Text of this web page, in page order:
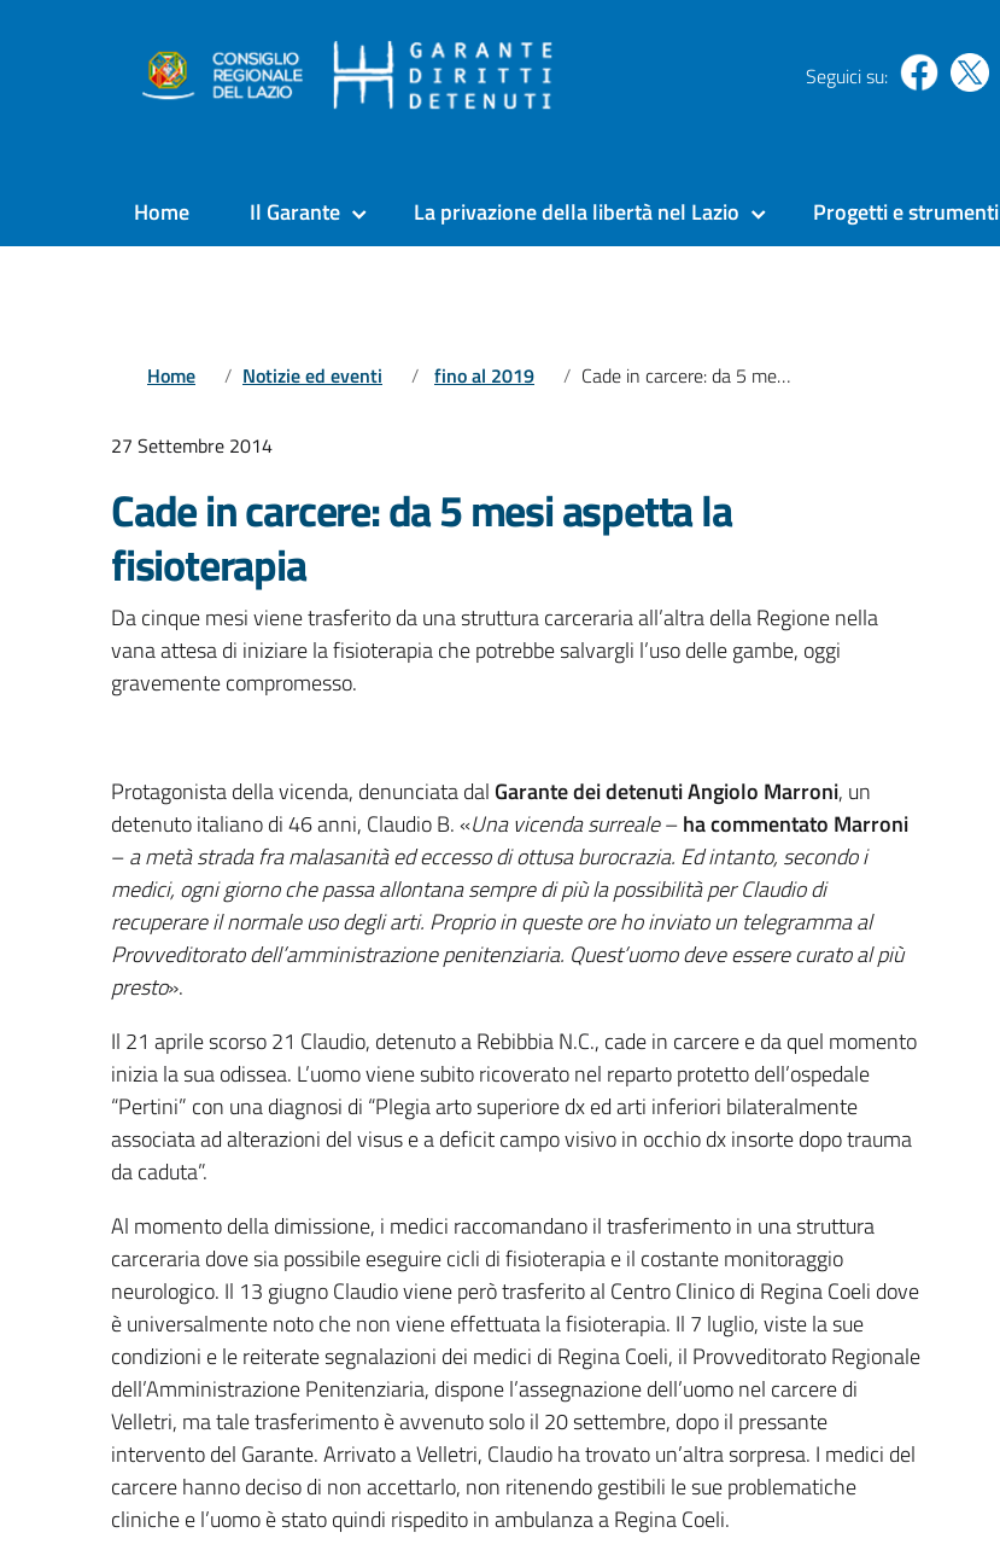
Seguici su:
Home Il Garante La privazione della libertà nel Lazio Progetti e strumenti
Home Notizie ed eventi fino al 2019 Cade in carcere: da 5 mesi aspetta la fisioterapia
27 Settembre 2014
Cade in carcere: da 5 mesi aspetta la
fisioterapia
Da cinque mesi viene trasferito da una struttura carceraria all’altra della Regione nella
vana attesa di iniziare la fisioterapia che potrebbe salvargli l’uso delle gambe, oggi
gravemente compromesso.
Protagonista della vicenda, denunciata dal Garante dei detenuti Angiolo Marroni, un
detenuto italiano di 46 anni, Claudio B. «Una vicenda surreale–ha commentato Marroni
–a metà strada fra malasanità ed eccesso di ottusa burocrazia. Ed intanto, secondo i
medici, ogni giorno che passa allontana sempre di più la possibilità per Claudio di
recuperare il normale uso degli arti. Proprio in queste ore ho inviato un telegramma al
Provveditorato dell’amministrazione penitenziaria. Quest’uomo deve essere curato al più
presto».
Il 21 aprile scorso 21 Claudio, detenuto a Rebibbia N.C., cade in carcere e da quel momento
inizia la sua odissea. L’uomo viene subito ricoverato nel reparto protetto dell’ospedale
“Pertini” con una diagnosi di “Plegia arto superiore dx ed arti inferiori bilateralmente
associata ad alterazioni del visus e a deficit campo visivo in occhio dx insorte dopo trauma
da caduta”.
Al momento della dimissione, i medici raccomandano il trasferimento in una struttura
carceraria dove sia possibile eseguire cicli di fisioterapia e il costante monitoraggio
neurologico. Il 13 giugno Claudio viene però trasferito al Centro Clinico di Regina Coeli dove
è universalmente noto che non viene effettuata la fisioterapia. Il 7 luglio, viste la sue
condizioni e le reiterate segnalazioni dei medici di Regina Coeli, il Provveditorato Regionale
dell’Amministrazione Penitenziaria, dispone l’assegnazione dell’uomo nel carcere di
Velletri, ma tale trasferimento è avvenuto solo il 20 settembre, dopo il pressante
intervento del Garante. Arrivato a Velletri, Claudio ha trovato un’altra sorpresa. I medici del
carcere hanno deciso di non accettarlo, non ritenendo gestibili le sue problematiche
cliniche e l’uomo è stato quindi rispedito in ambulanza a Regina Coeli.